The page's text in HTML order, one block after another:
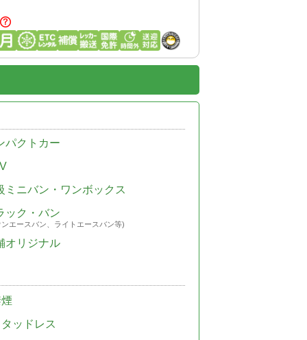
パクトカー
ミニバン・ワンボックス
ック・バン
エースバン、ライトエースバン等)
オリジナル
ッドレス